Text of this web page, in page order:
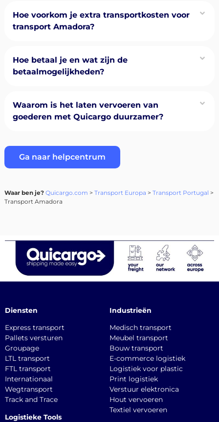
Hoe voorkom je extra transportkosten voor
transport Amadora?
Hoe betaal je en wat zijn de
betaalmogelijkheden?
Waarom is het laten vervoeren van
goederen met Quicargo duurzamer?
Ga naar helpcentrum
Waar ben je? Quicargo.com > Transport Europa > Transport Portugal >
Transport Amadora
Diensten
Express transport
Pallets versturen
Groupage
LTL transport
FTL transport
Internationaal
Wegtransport
Track and Trace
Logistieke Tools
Industrieën
Medisch transport
Meubel transport
Bouw transport
E-commerce logistiek
Logistiek voor plastic
Print logistiek
Verstuur elektronica
Hout vervoeren
Textiel vervoeren